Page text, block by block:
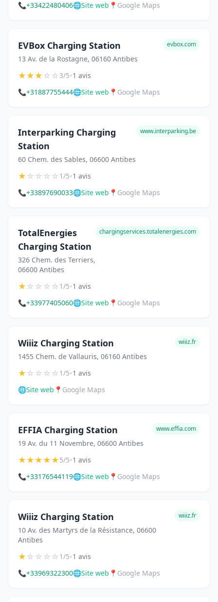
📞+33422480406🌐Site web 📍 Google Maps
EVBox Charging Station
13 Av. de la Rostagne, 06160 Antibes
evbox.com
★★★☆☆3/5•1 avis
📞+31887755444🌐Site web 📍 Google Maps
Interparking Charging
Station
60 Chem. des Sables, 06600 Antibes
www.interparking.be
★☆☆☆☆1/5•1 avis
📞+33897690033🌐Site web 📍 Google Maps
TotalEnergies
Charging Station
326 Chem. des Terriers,
06600 Antibes
chargingservices.totalenergies.com
★☆☆☆☆1/5•1 avis
📞+33977405060🌐Site web 📍 Google Maps
Wiiiz Charging Station
1455 Chem. de Vallauris, 06160 Antibes
wiiiz.fr
★☆☆☆☆1/5•1 avis
🌐Site web 📍 Google Maps
EFFIA Charging Station
19 Av. du 11 Novembre, 06600 Antibes
www.effia.com
★★★★★5/5•1 avis
📞+33176544119🌐Site web 📍 Google Maps
Wiiiz Charging Station
10 Av. des Martyrs de la Résistance, 06600
Antibes
wiiiz.fr
★☆☆☆☆1/5•1 avis
📞+33969322300🌐Site web 📍 Google Maps